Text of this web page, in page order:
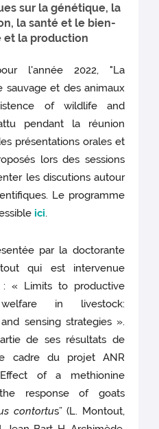
sur la génétique, la
la santé et le bien-
et la production
l'année 2022, "La
sauvage et des animaux
of wildlife and
pendant la réunion
présentations orales et
lors des sessions
les discutions autour
Le programme
ici.
par la doctorante
qui est intervenue
: « Limits to productive
in livestock:
sensing strategies ».
de ses résultats de
cadre du projet ANR
of a methionine
response of goats
contortus” (L. Montout,